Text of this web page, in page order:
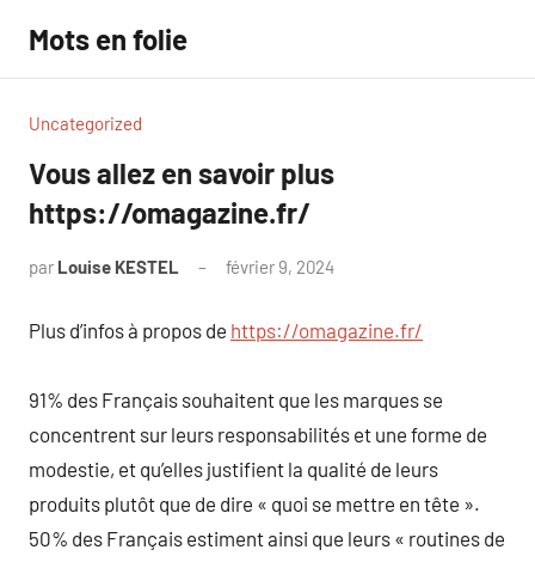
contenu
Mots en folie
Uncategorized
Vous allez en savoir plus
https://omagazine.fr/
par Louise KESTEL février 9, 2024
Plus d’infos à propos de https://omagazine.fr/
91% des Français souhaitent que les marques se
concentrent sur leurs responsabilités et une forme de
modestie, et qu’elles justifient la qualité de leurs
produits plutôt que de dire « quoi se mettre en tête ».
50% des Français estiment ainsi que leurs « routines de